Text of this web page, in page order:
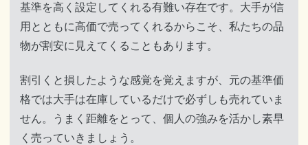
基準を高く設定してくれる有難い存在です。大手が信
用とともに高価で売ってくれるからこそ、私たちの品
物が割安に見えてくることもあります。
割引くと損したような感覚を覚えますが、元の基準価
格では大手は在庫しているだけで必ずしも売れていま
せん。うまく距離をとって、個人の強みを活かし素早
く売っていきましょう。